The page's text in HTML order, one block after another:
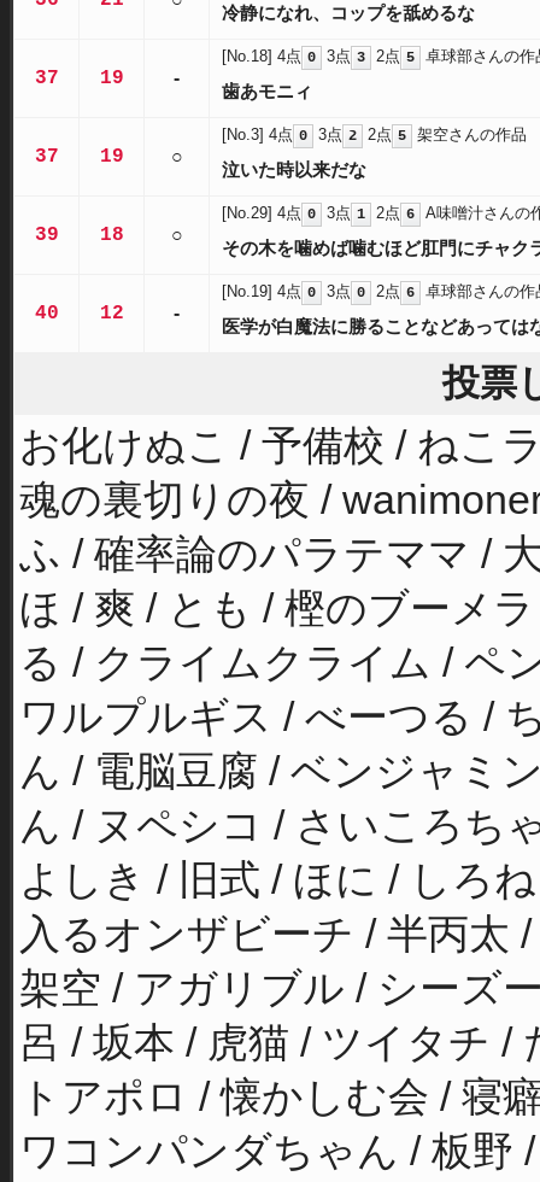
冷静になれ、コップを舐めるな
37 19 -
[No.18] 4点 0 3点 3 2点 5 卓球部さんの作
歯あモニィ
37 19 ○
[No.3] 4点 0 3点 2 2点 5 架空さんの作品
泣いた時以来だな
39 18 ○
[No.29] 4点 0 3点 1 2点 6 A味噌汁さんの
その木を噛めば噛むほど肛門にチャク
40 12 -
[No.19] 4点 0 3点 0 2点 6 卓球部さんの作
医学が白魔法に勝ることなどあっては
投票
お化けぬこ / 予備校 / ねこ
魂の裏切りの夜 /
ふ / 確率論のパラテママ /
ほ / 爽 / とも / 樫のブーメ
る / クライムクライム / ペ
ワルプルギス / べーつる /
ん / 電脳豆腐 / ベンジャミ
ん / ヌペシコ / さいころち
よしき / 旧式 / ほに / しろ
入るオンザビーチ / 半丙太
架空 / アガリブル / シーズ
呂 / 坂本 / 虎猫 / ツイタチ /
トアポロ / 懐かしむ会 / 寝
ワコンパンダちゃん / 板野